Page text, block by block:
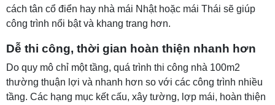
cách tân cổ điển hay nhà mái Nhật hoặc mái Thái sẽ giúp
công trình nổi bật và khang trang hơn.
Dễ thi công, thời gian hoàn thiện nhanh hơn
Do quy mô chỉ một tầng, quá trình thi công nhà 100m2
thường thuận lợi và nhanh hơn so với các công trình nhiều
tầng. Các hạng mục kết cấu, xây tường, lợp mái, hoàn thiện